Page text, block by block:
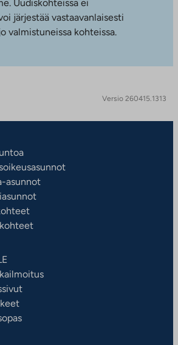
Uudiskohteissa ei
järjestää vastaavanlaisesti
valmistuneissa kohteissa.
Versio 260415.1313
asunnot